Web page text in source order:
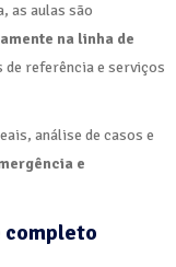
as aulas são
na linha de
referência e serviços
análise de casos e
e